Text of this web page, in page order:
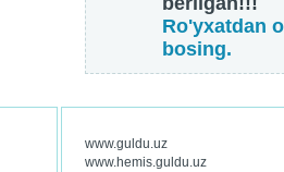
Ro'yxatdan
bosing.
www.guldu.uz
www.hemis.guldu.uz